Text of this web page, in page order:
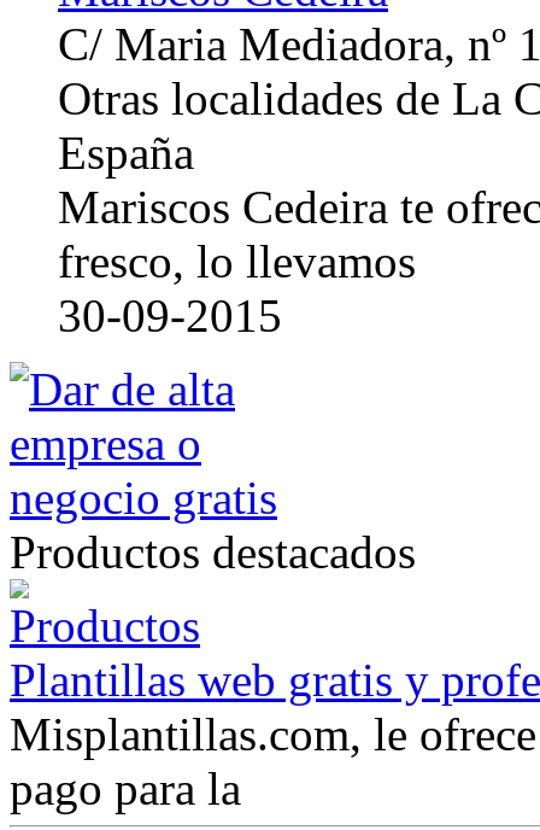
C/ Maria Mediadora, nº
Otras localidades de La
España
Mariscos Cedeira te
fresco, lo llevamos
30-09-2015
Productos destacados
Plantillas web gratis y
Misplantillas.com, le
pago para la